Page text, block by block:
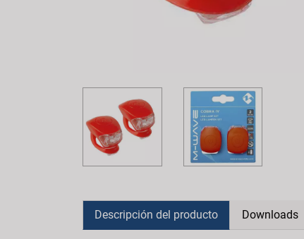
Descripción del producto Downloads